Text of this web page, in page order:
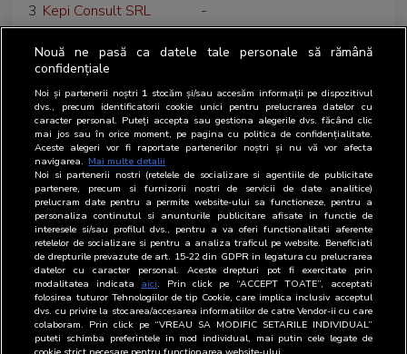
3 Kepi Consult SRL
-
4 Kron Cast Media SRL
Nouă ne pasă ca datele tale personale să rămână
confidențiale
Noi și partenerii noștri 1 stocăm și/sau accesăm informații pe dispozitivul
dvs., precum identificatorii cookie unici pentru prelucrarea datelor cu
caracter personal. Puteți accepta sau gestiona alegerile dvs. făcând clic
mai jos sau în orice moment, pe pagina cu politica de confidențialitate.
Aceste alegeri vor fi raportate partenerilor noștri și nu vă vor afecta
navigarea. Mai multe detalii
Noi si partenerii nostri (retelele de socializare si agentiile de publicitate
partenere, precum si furnizorii nostri de servicii de date analitice)
prelucram date pentru a permite website-ului sa functioneze, pentru a
personaliza continutul si anunturile publicitare afisate in functie de
interesele si/sau profilul dvs., pentru a va oferi functionalitati aferente
retelelor de socializare si pentru a analiza traficul pe website. Beneficiati
de drepturile prevazute de art. 15-22 din GDPR in legatura cu prelucrarea
datelor cu caracter personal. Aceste drepturi pot fi exercitate prin
modalitatea indicata aici. Prin click pe “ACCEPT TOATE”, acceptati
folosirea tuturor Tehnologiilor de tip Cookie, care implica inclusiv acceptul
dvs. cu privire la stocarea/accesarea informatiilor de catre Vendor-ii cu care
colaboram. Prin click pe “VREAU SA MODIFIC SETARILE INDIVIDUAL”
puteti schimba preferintele in mod individual, mai putin cele legate de